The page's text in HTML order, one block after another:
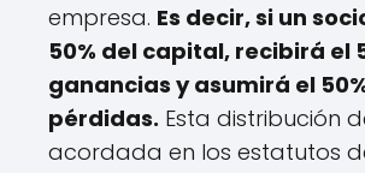
empresa. Es decir, si un
50% del capital, recibirá el
ganancias y asumirá el
pérdidas. Esta distribución
acordada en los estatutos